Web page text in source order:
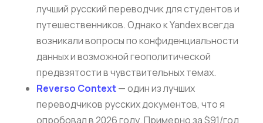
лучший русский переводчик для студентов и
путешественников. Однако к Yandex всегда
возникали вопросы по конфиденциальности
данных и возможной геополитической
предвзятости в чувствительных темах.
Reverso Context— один из лучших
переводчиков русских документов, что я
опробовал в 2026 году. Примерно за $91/год